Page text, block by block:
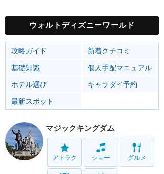
ウォルトディズニーワールド
攻略ガイド
新着クチコミ
基礎知識
個人手配マニュアル
ホテル選び
キャラダイ予約
最新スポット
マジックキングダム
アトラク ショー グルメ